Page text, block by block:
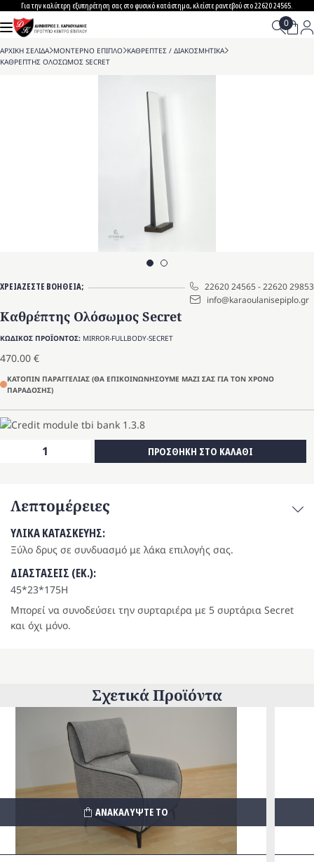
to
content
Για την καλύτερη εξυπηρέτηση σας στο φυσικό κατάστημα, κλείστε ραντεβού στο 22620 24565.
ΑΡΧΙΚΗ ΣΕΛΙΔΑ>ΜΟΝΤΕΡΝΟ ΕΠΙΠΛΟ>ΚΑΘΡΕΠΤΕΣ / ΔΙΑΚΟΣΜΗΤΙΚΑ>
ΚΑΘΡΕΠΤΗΣ ΟΛΟΣΩΜΟΣ SECRET
ΧΡΕΙΑΖΕΣΤΕ ΒΟΗΘΕΙΑ; 22620 24565-22620 29853
info@karaoulanisepiplo.gr
Καθρέπτης Ολόσωμος Secret
ΚΩΔΙΚΟΣ ΠΡΟΪΟΝΤΟΣ: MIRROR-FULLBODY-SECRET
470.00 €
ΚΑΤΟΠΙΝ ΠΑΡΑΓΓΕΛΙΑΣ (ΘΑ ΕΠΙΚΟΙΝΩΝΗΣΟΥΜΕ ΜΑΖΙ ΣΑΣ ΓΙΑ ΤΟΝ ΧΡΟΝΟ
ΠΑΡΑΔΟΣΗΣ)
Καθρέπτης
ΠΡΟΣΘΗΚΗ ΣΤΟ ΚΑΛΑΘΙ
Λεπτομέρειες
ΥΛΙΚΑ ΚΑΤΑΣΚΕΥΗΣ:
Ξύλο δρυς σε συνδυασμό με λάκα επιλογής σας.
ΔΙΑΣΤΑΣΕΙΣ (ΕΚ.):
45*23*175Η
Μπορεί να συνοδεύσει την συρταριέρα με 5 συρτάρια Secret
και όχι μόνο.
Σχετικά Προϊόντα
ΑΝΑΚΑΛΥΨΤΕ ΤΟ